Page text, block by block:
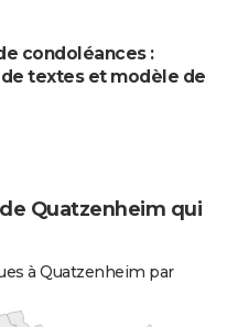
condoléances :
textes et modèle de
Quatzenheim qui
à Quatzenheim par